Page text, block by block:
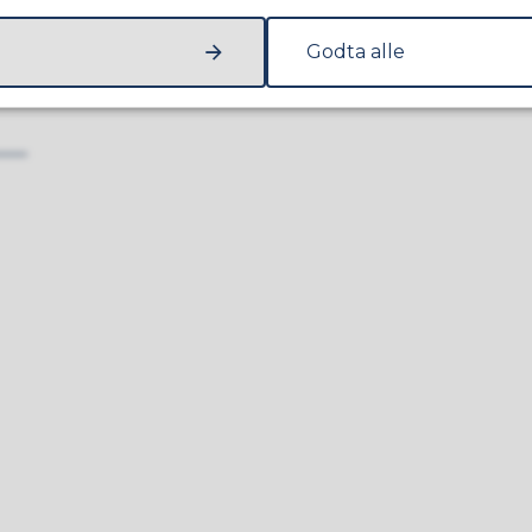
Åpningstider, billettpriser, fasiliteter,
Godta alle